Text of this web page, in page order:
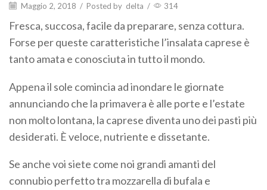
Maggio 2, 2018 / Posted by delta / 314
Fresca, succosa, facile da preparare, senza cottura.
Forse per queste caratteristiche l’insalata caprese è
tanto amata e conosciuta in tutto il mondo.
Appena il sole comincia ad inondare le giornate
annunciando che la primavera è alle porte e l’estate
non molto lontana, la caprese diventa uno dei pasti più
desiderati. È veloce, nutriente e dissetante.
Se anche voi siete come noi grandi amanti del
connubio perfetto tra mozzarella di bufala e